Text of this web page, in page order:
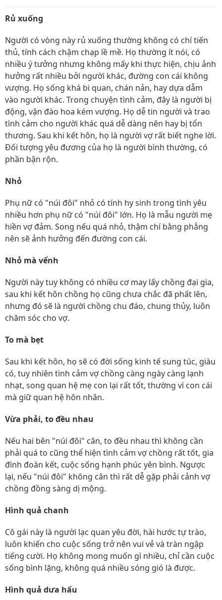
Rủ xuống
Người có vòng này rủ xuống thường không có chí tiến
thủ, tính cách chậm chạp lề mề. Họ thường ít nói, có
nhiều ý tưởng nhưng không mấy khi thực hiện, chịu ảnh
hưởng rất nhiều bởi người khác, đường con cái không
vượng. Họ sống khá bi quan, chán nản, hay dựa dẫm
vào người khác. Trong chuyện tình cảm, đây là người bị
động, vận đào hoa kém vượng. Họ dễ tin người và trao
tình cảm cho người khác quá dễ dàng nên hay bị tổn
thương. Sau khi kết hôn, họ là người vợ rất biết nghe lời.
Đối tượng yêu đương của họ là người bình thường, có
phần bận rộn.
Nhỏ
Phụ nữ có "núi đôi" nhỏ có tính hy sinh trong tình yêu
nhiều hơn phụ nữ có "núi đôi" lớn. Họ là mẫu người mẹ
hiền vợ đảm. Song nếu quá nhỏ, thậm chí bằng phẳng
nên sẽ ảnh hưởng đến đường con cái.
Nhỏ mà vểnh
Người này tuy không có nhiều cơ may lấy chồng đại gia,
sau khi kết hôn chồng họ cũng chưa chắc đã phất lên,
nhưng đó sẽ là người chồng chu đáo, chung thủy, luôn
chăm sóc cho vợ.
To mà bẹt
Sau khi kết hôn, họ sẽ có đời sống kinh tế sung túc, giàu
có, tuy nhiên tình cảm vợ chồng càng ngày càng lạnh
nhạt, song quan hệ mẹ con lại rất tốt, thường vì con cái
mà giữ quan hệ hôn nhân.
Vừa phải, to đều nhau
Nếu hai bên "núi đôi" cân, to đều nhau thì không cần
phải quá to cũng thể hiện tình cảm vợ chồng rất tốt, gia
đình đoàn kết, cuộc sống hạnh phúc yên bình. Ngược
lại, nếu "núi đôi" không cân thì rất dễ gặp phải cảnh vợ
chồng đồng sàng dị mộng.
Hình quả chanh
Cô gái này là người lạc quan yêu đời, hài hước tự trào,
luôn khiến cho cuộc sống trở nên vui vẻ và tràn ngập
tiếng cười. Họ không mong muốn gì nhiều, chỉ cần cuộc
sống bình lặng, không quá nhiều sóng gió là được.
Hình quả dưa hấu